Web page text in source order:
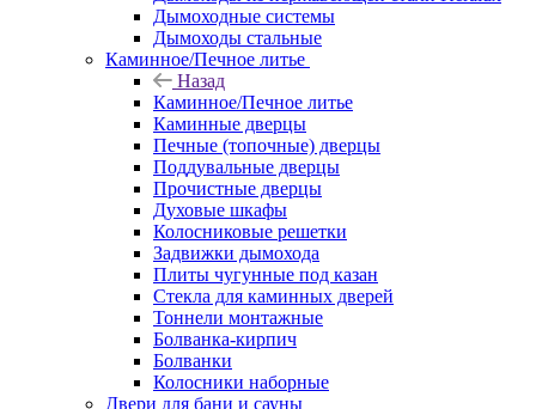
Дымоходные системы
Дымоходы стальные
Каминное/Печное литье
Назад
Каминное/Печное литье
Каминные дверцы
Печные (топочные) дверцы
Поддувальные дверцы
Прочистные дверцы
Духовые шкафы
Колосниковые решетки
Задвижки дымохода
Плиты чугунные под казан
Стекла для каминных дверей
Тоннели монтажные
Болванка-кирпич
Болванки
Колосники наборные
Двери для бани и сауны